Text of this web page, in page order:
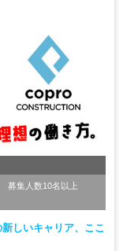
募集人数10名以上
しいキャリア、ここ